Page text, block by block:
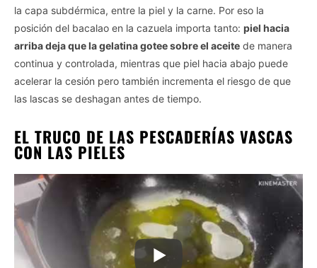
la capa subdérmica, entre la piel y la carne. Por eso la
posición del bacalao en la cazuela importa tanto: piel hacia
arriba deja que la gelatina gotee sobre el aceite de manera
continua y controlada, mientras que piel hacia abajo puede
acelerar la cesión pero también incrementa el riesgo de que
las lascas se deshagan antes de tiempo.
EL TRUCO DE LAS PESCADERÍAS VASCAS
CON LAS PIELES